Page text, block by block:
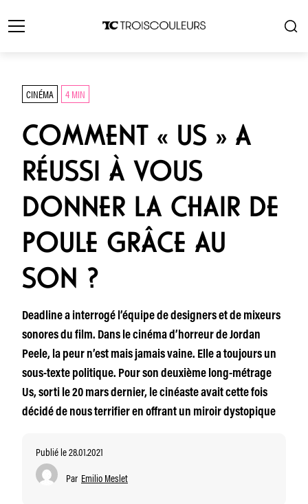
CINÉMA 4 MIN
COMMENT « US » A
RÉUSSI À VOUS
DONNER LA CHAIR DE
POULE GRÂCE AU
SON ?
Deadline a interrogé l’équipe de designers et de mixeurs
sonores du film. Dans le cinéma d’horreur de Jordan
Peele, la peur n’est mais jamais vaine. Elle a toujours un
sous-texte politique. Pour son deuxième long-métrage
Us, sorti le 20 mars dernier, le cinéaste avait cette fois
décidé de nous terrifier en offrant un miroir dystopique
Publié le 28.01.2021
Par Emilio Meslet